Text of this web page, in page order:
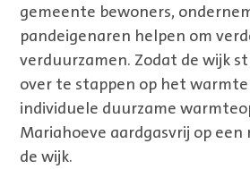
gemeente bewoners,
pandeigenaren helpen om
verduurzamen. Zodat de wijk
over te stappen op het
individuele duurzame
Mariahoeve aardgasvrij op een
de wijk.